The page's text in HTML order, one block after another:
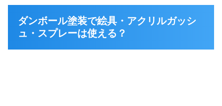
ダンボール塗装で絵具・アクリルガッシ
ュ・スプレーは使える？